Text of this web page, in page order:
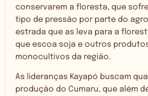
conservarem a floresta, que
tipo de pressão por parte do
estrada que as leva para a
que escoa soja e outros
monocultivos da região.
As lideranças Kayapó buscam
produção do Cumaru, que além